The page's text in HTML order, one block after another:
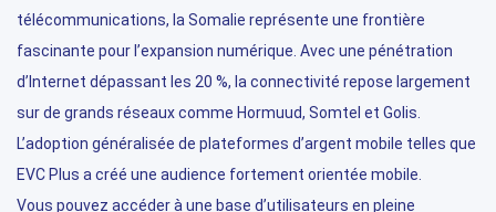
télécommunications, la Somalie représente une frontière
fascinante pour l’expansion numérique. Avec une pénétration
d’Internet dépassant les 20 %, la connectivité repose largement
sur de grands réseaux comme Hormuud, Somtel et Golis.
L’adoption généralisée de plateformes d’argent mobile telles que
EVC Plus a créé une audience fortement orientée mobile.
Vous pouvez accéder à une base d’utilisateurs en pleine